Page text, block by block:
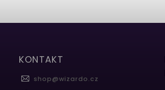
KONTAKT
shop@wizardo.cz